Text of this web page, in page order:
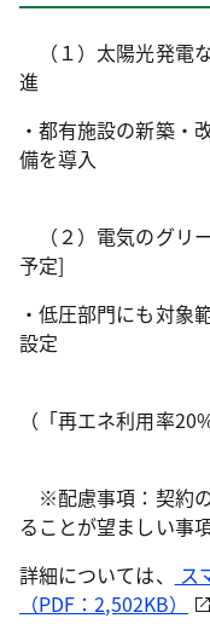
（１）太陽光発電
進
・都有施設の新築・
備を導入
（２）電気のグリ
予定]
・低圧部門にも対象
設定
（「再エネ利用率
※配慮事項：契約
ることが望ましい事
詳細については、
ス
（PDF：2,502KB）